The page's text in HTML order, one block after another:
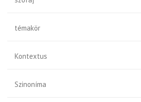
témakör
Kontextus
Szinoníma